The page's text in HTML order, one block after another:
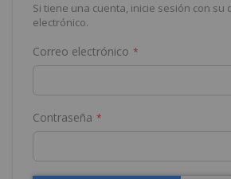
Si tiene una cuenta, inicie sesión con su
electrónico.
Correo electrónico
Contraseña